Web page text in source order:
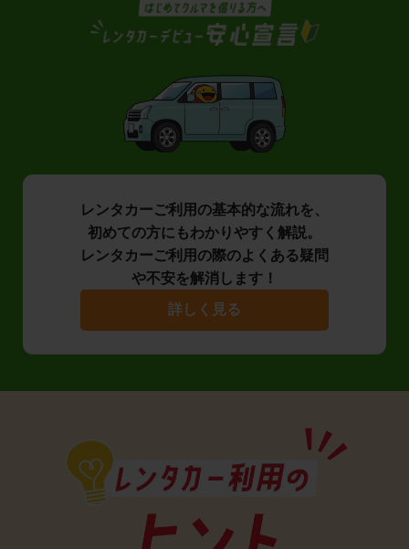
レンタカーご利用の基本的な流れを、
初めての方にもわかりやすく解説。
レンタカーご利用の際のよくある疑問
や不安を解消します！
詳しく見る